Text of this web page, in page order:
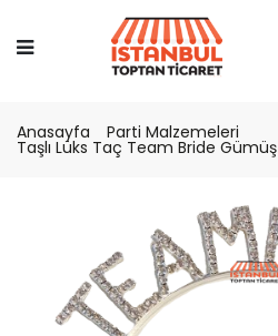
Anasayfa Parti Malzemeleri
Taşlı Lüks Taç Team Bride Gümüş